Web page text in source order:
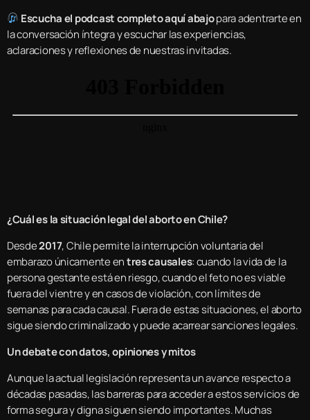
Escucha el podcast completo aquí abajopara adentrarte en
la conversación íntegra y escuchar las experiencias,
aclaraciones y reflexiones de nuestras invitadas.
¿Cuál es la situación legal del aborto en Chile?
Desde2017, Chile permite la interrupción voluntaria del
embarazo únicamente entres causales: cuando la vida de la
persona gestante está en riesgo, cuando el feto no es viable
fuera del vientre y en casos de violación, con límites de
semanas para cada causal. Fuera de estas situaciones, el aborto
sigue siendo criminalizado y puede acarrear sanciones legales.
Un debate con datos, opiniones y mitos
Aunque la actual legislación representa un avance respecto a
décadas pasadas, las barreras para acceder a estos servicios de
forma segura y digna siguen siendo importantes. Muchas